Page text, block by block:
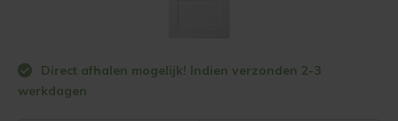
Direct afhalen mogelijk! Indien verzonden 2-3
werkdagen